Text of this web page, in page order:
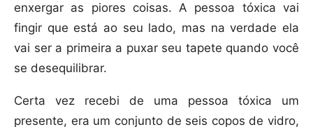
enxergar as piores coisas. A pessoa tóxica vai
fingir que está ao seu lado, mas na verdade ela
vai ser a primeira a puxar seu tapete quando você
se desequilibrar.
Certa vez recebi de uma pessoa tóxica um
presente, era um conjunto de seis copos de vidro,